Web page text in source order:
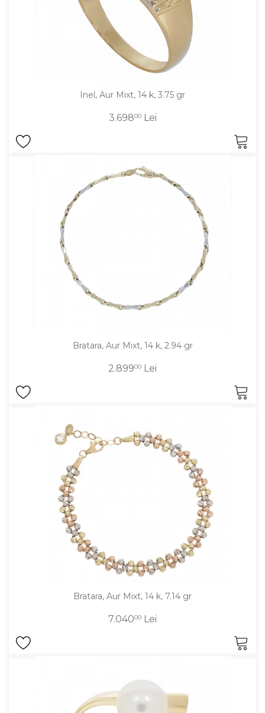
Inel, Aur Mixt, 14 k, 3.75 gr
3.69800Lei
Bratara, Aur Mixt, 14 k, 2.94 gr
2.89900 Lei
Bratara, Aur Mixt, 14 k, 7.14 gr
7.04000 Lei